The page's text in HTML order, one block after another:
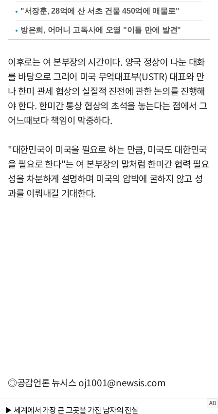
"서장훈, 28억에 산 서초 건물 450억에 매물로"
방은희, 어머니 고독사에 오열 "이틀 만에 발견"
이후로는 여 본부장의 시간이다. 양국 정상이 나눈 대화
를 바탕으로 그리어 미국 무역대표부(USTR) 대표와 만
나 한미 관세 협상의 실질적 진전에 관한 논의를 진행해
야 한다. 한미간 통상 협상의 초석을 놓는다는 점에서 그
어느때보다 책임이 막중하다.
"대한민국이 미국을 필요로 하는 만큼, 미국도 대한민국
을 필요로 한다"는 여 본부장의 말처럼 한미간 협력 필요
성을 차분하게 설명하며 미국의 압박에 굴하지 않고 성
과를 이뤄내길 기대한다.
◎공감언론 뉴시스oj1001@newsis.com